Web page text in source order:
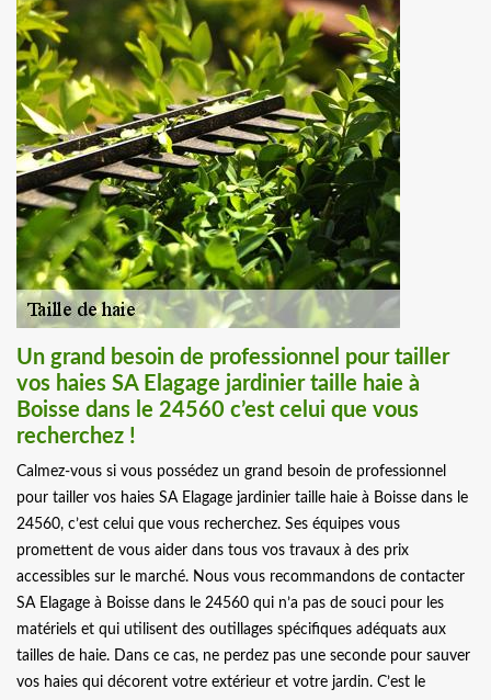
Un grand besoin de professionnel pour tailler
vos haies SA Elagage jardinier taille haie à
Boisse dans le 24560 c’est celui que vous
recherchez !
Calmez-vous si vous possédez un grand besoin de professionnel
pour tailler vos haies SA Elagage jardinier taille haie à Boisse dans le
24560, c’est celui que vous recherchez. Ses équipes vous
promettent de vous aider dans tous vos travaux à des prix
accessibles sur le marché. Nous vous recommandons de contacter
SA Elagage à Boisse dans le 24560 qui n’a pas de souci pour les
matériels et qui utilisent des outillages spécifiques adéquats aux
tailles de haie. Dans ce cas, ne perdez pas une seconde pour sauver
vos haies qui décorent votre extérieur et votre jardin. C’est le